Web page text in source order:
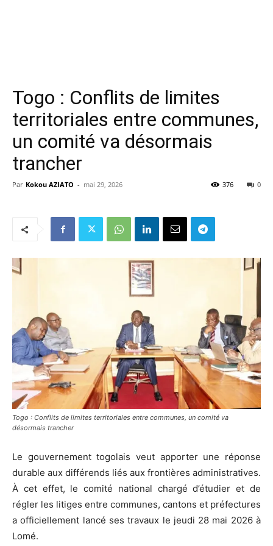
Togo : Conflits de limites
territoriales entre communes,
un comité va désormais
trancher
Par Kokou AZIATO - mai 29, 2026 0
376
Togo : Conflits de limites territoriales entre communes, un comité va
désormais trancher
Le gouvernement togolais veut apporter une réponse
durable aux différends liés aux frontières administratives.
À cet effet, le comité national chargé d’étudier et de
régler les litiges entre communes, cantons et préfectures
a officiellement lancé ses travaux le jeudi 28 mai 2026 à
Lomé.